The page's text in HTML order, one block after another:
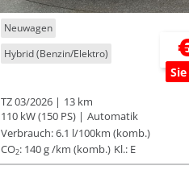
Neuwagen
Hybrid (Benzin/Elektro)
TZ 03/2026
13 km
110 kW (150 PS)
Automatik
Verbrauch: 6.1 l/100km (komb.)
CO2: 140 g /km (komb.) Kl.: E